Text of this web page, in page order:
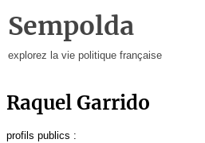
Sempolda
explorez la vie politique française
Raquel Garrido
profils publics :